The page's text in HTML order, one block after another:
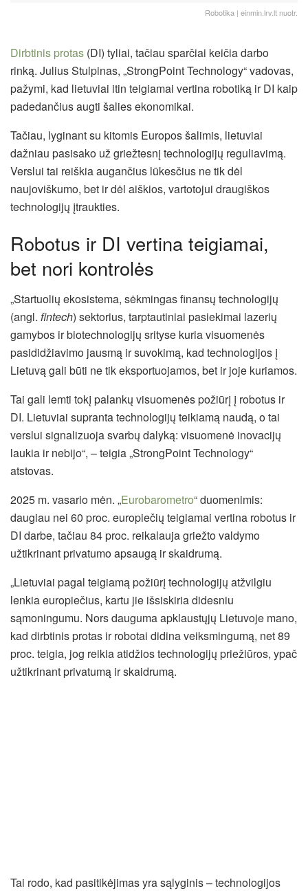
Robotika | einmin.lrv.lt nuotr.
Dirbtinis protas (DI) tyliai, tačiau sparčiai keičia darbo
rinką. Julius Stulpinas, „StrongPoint Technology“ vadovas,
pažymi, kad lietuviai itin teigiamai vertina robotiką ir DI kaip
padedančius augti šalies ekonomikai.
Tačiau, lyginant su kitomis Europos šalimis, lietuviai
dažniau pasisako už griežtesnį technologijų reguliavimą.
Verslui tai reiškia augančius lūkesčius ne tik dėl
naujoviškumo, bet ir dėl aiškios, vartotojui draugiškos
technologijų įtraukties.
Robotus ir DI vertina teigiamai,
bet nori kontrolės
„Startuolių ekosistema, sėkmingas finansų technologijų
(angl. fintech) sektorius, tarptautiniai pasiekimai lazerių
gamybos ir biotechnologijų srityse kuria visuomenės
pasididžiavimo jausmą ir suvokimą, kad technologijos į
Lietuvą gali būti ne tik eksportuojamos, bet ir joje kuriamos.
Tai gali lemti tokį palankų visuomenės požiūrį į robotus ir
DI. Lietuviai supranta technologijų teikiamą naudą, o tai
verslui signalizuoja svarbų dalyką: visuomenė inovacijų
laukia ir nebijo“, – teigia „StrongPoint Technology“
atstovas.
2025 m. vasario mėn. „Eurobarometro“ duomenimis:
daugiau nei 60 proc. europiečių teigiamai vertina robotus ir
DI darbe, tačiau 84 proc. reikalauja griežto valdymo
užtikrinant privatumo apsaugą ir skaidrumą.
„Lietuviai pagal teigiamą požiūrį technologijų atžvilgiu
lenkia europiečius, kartu jie išsiskiria didesniu
sąmoningumu. Nors dauguma apklaustųjų Lietuvoje mano,
kad dirbtinis protas ir robotai didina veiksmingumą, net 89
proc. teigia, jog reikia atidžios technologijų priežiūros, ypač
užtikrinant privatumą ir skaidrumą.
Tai rodo, kad pasitikėjimas yra sąlyginis – technologijos